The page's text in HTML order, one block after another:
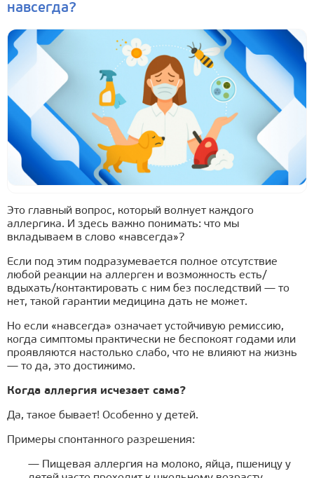
навсегда?
Это главный вопрос, который волнует каждого
аллергика. И здесь важно понимать: что мы
вкладываем в слово «навсегда»?
Если под этим подразумевается полное отсутствие
любой реакции на аллерген и возможность есть/
вдыхать/контактировать с ним без последствий — то
нет, такой гарантии медицина дать не может.
Но если «навсегда» означает устойчивую ремиссию,
когда симптомы практически не беспокоят годами или
проявляются настолько слабо, что не влияют на жизнь
— то да, это достижимо.
Когда аллергия исчезает сама?
Да, такое бывает! Особенно у детей.
Примеры спонтанного разрешения:
— Пищевая аллергия на молоко, яйца, пшеницу у